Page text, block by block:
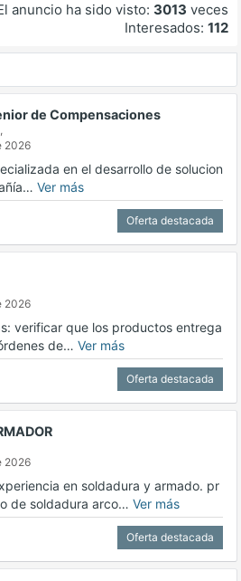
anuncio ha sido visto: 3013 veces
Interesados: 112
de Compensaciones
2026
en el desarrollo de solucion
Ver más
Oferta destacada
2026
verificar que los productos entrega
de… Ver más
Oferta destacada
2026
en soldadura y armado. pr
de soldadura arco… Ver más
Oferta destacada